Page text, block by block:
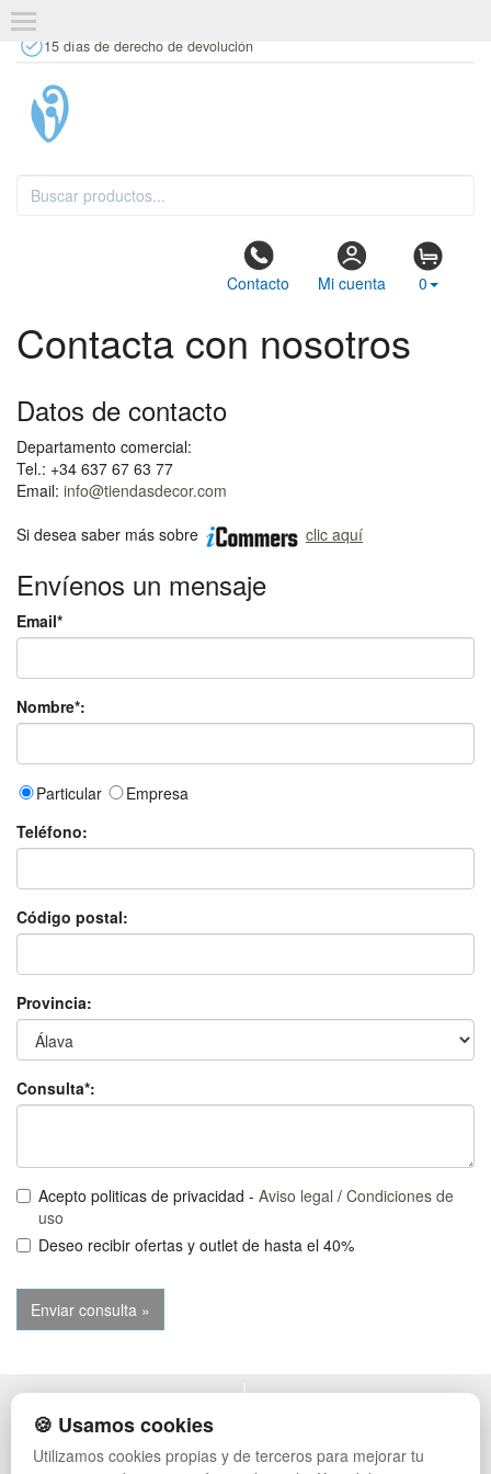
15 días de derecho de devolución
Contacto Mi cuenta 0
Contacta con nosotros
Datos de contacto
Departamento comercial:
Tel.: +34 637 67 63 77
Email: info@tiendasdecor.com
Si desea saber más sobre
clic aquí
Envíenos un mensaje
Email*
Nombre*:
Particular
Empresa
Teléfono:
Código postal:
Provincia:
Consulta*:
Acepto politicas de privacidad - Aviso legal / Condiciones de
uso
Deseo recibir ofertas y outlet de hasta el 40%
POLÍTICA DE PRIVACIDAD
CONDICIONES DE USO
CAMBIOS Y DEVOLUCIONES
MUEBLES VINTAGE
🍪 Usamos cookies
Utilizamos cookies propias y de terceros para mejorar tu